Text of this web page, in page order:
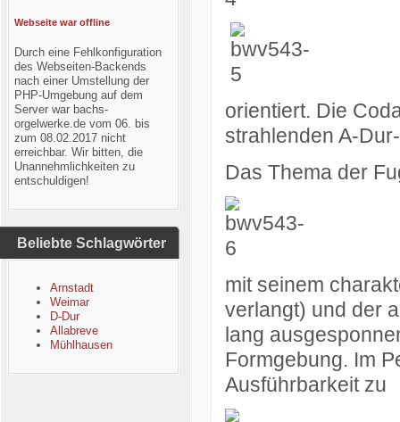
Webseite war offline
Durch eine Fehlkonfiguration
des Webseiten-Backends
nach einer Umstellung der
PHP-Umgebung auf dem
Server war bachs-
orgelwerke.de vom 06. bis
zum 08.02.2017 nicht
erreichbar. Wir bitten, die
Unannehmlichkeiten zu
entschuldigen!
Beliebte Schlagwörter
Arnstadt
Weimar
D-Dur
Allabreve
Mühlhausen
orientiert. Die
strahlenden A-
Das Thema der
mit seinem
verlangt) und der
lang
Formgebung. Im
Ausführbarkeit zu